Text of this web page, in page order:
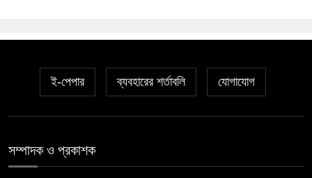
ই-পেপার ব্যবহারের শর্তাবলি যোগাযোগ
সম্পাদক ও প্রকাশক